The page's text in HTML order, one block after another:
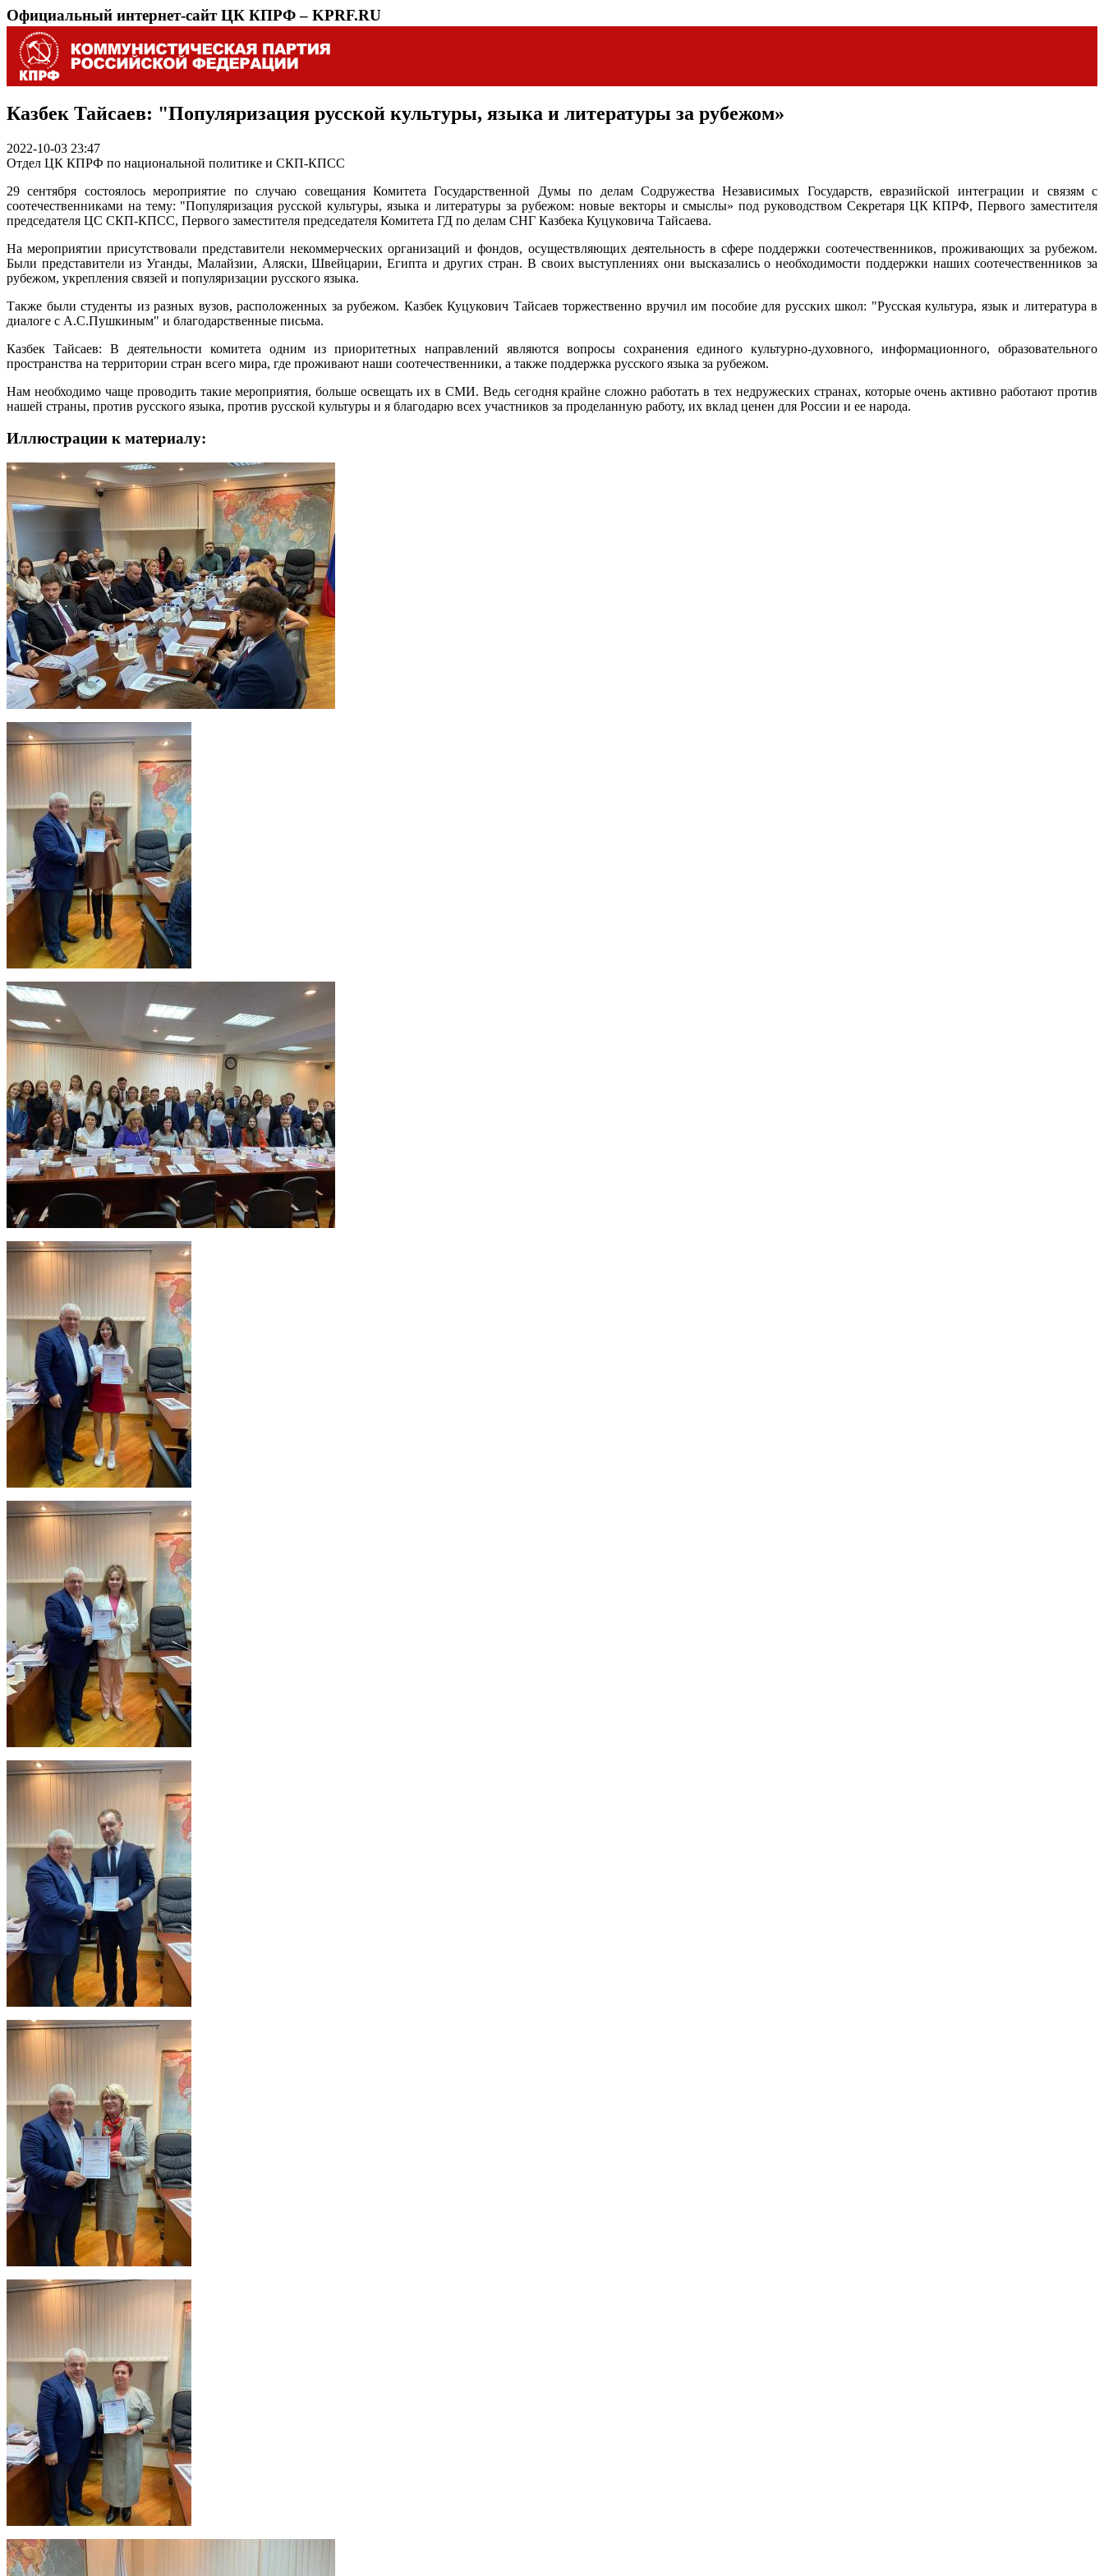
Официальный интернет-сайт ЦК КПРФ – KPRF.RU
Казбек Тайсаев: "Популяризация русской культуры, языка и литературы за рубежом»
2022-10-03 23:47
Отдел ЦК КПРФ по национальной политике и СКП-КПСС
29 сентября состоялось мероприятие по случаю совещания Комитета Государственной Думы по делам Содружества Независимых Государств, евразийской интеграции и связям с
соотечественниками на тему: "Популяризация русской культуры, языка и литературы за рубежом: новые векторы и смыслы» под руководством Секретаря ЦК КПРФ, Первого заместителя
председателя ЦС СКП-КПСС, Первого заместителя председателя Комитета ГД по делам СНГ Казбека Куцуковича Тайсаева.
На мероприятии присутствовали представители некоммерческих организаций и фондов, осуществляющих деятельность в сфере поддержки соотечественников, проживающих за рубежом.
Были представители из Уганды, Малайзии, Аляски, Швейцарии, Египта и других стран. В своих выступлениях они высказались о необходимости поддержки наших соотечественников за
рубежом, укрепления связей и популяризации русского языка.
Также были студенты из разных вузов, расположенных за рубежом. Казбек Куцукович Тайсаев торжественно вручил им пособие для русских школ: "Русская культура, язык и литература в
диалоге с А.С.Пушкиным" и благодарственные письма.
Казбек Тайсаев: В деятельности комитета одним из приоритетных направлений являются вопросы сохранения единого культурно-духовного, информационного, образовательного
пространства на территории стран всего мира, где проживают наши соотечественники, а также поддержка русского языка за рубежом.
Нам необходимо чаще проводить такие мероприятия, больше освещать их в СМИ. Ведь сегодня крайне сложно работать в тех недружеских странах, которые очень активно работают против
нашей страны, против русского языка, против русской культуры и я благодарю всех участников за проделанную работу, их вклад ценен для России и ее народа.
Иллюстрации к материалу: